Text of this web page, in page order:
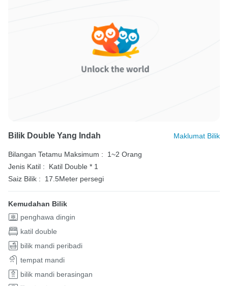
Bilik Double Yang Indah Maklumat Bilik
Bilangan Tetamu Maksimum :
1~2 Orang
Jenis Katil :
Katil Double * 1
Saiz Bilik :
17.5Meter persegi
Kemudahan Bilik
penghawa dingin
katil double
bilik mandi peribadi
tempat mandi
bilik mandi berasingan